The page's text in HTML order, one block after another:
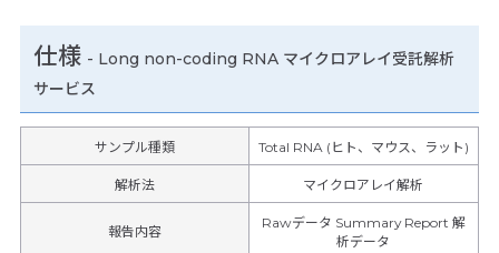
仕様 - Long non-coding RNA マイクロアレイ受託解析
サービス
サンプル種類 Total RNA (ヒト、マウス、ラット)
解析法 マイクロアレイ解析
報告内容
Rawデータ Summary Report 解
析データ